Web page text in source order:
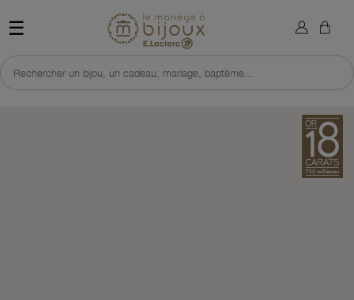
☰ Retour à l'accueil du site
Rechercher un bijou, un cadeau, mariage, baptême...
×